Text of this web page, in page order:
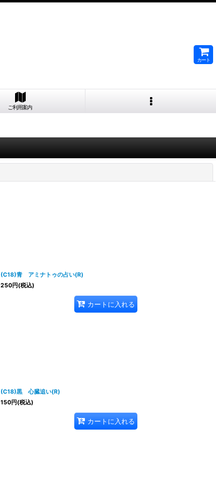
カート
ご利用案内
(C18)青 アミナトゥの占い(R)
250円(税込)
カートに入れる
(C18)黒 心臓追い(R)
150円(税込)
カートに入れる